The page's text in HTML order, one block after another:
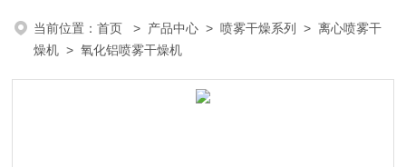
当前位置：首页 > 产品中心 >喷雾干燥系列 >离心喷雾干
燥机 > 氧化铝喷雾干燥机